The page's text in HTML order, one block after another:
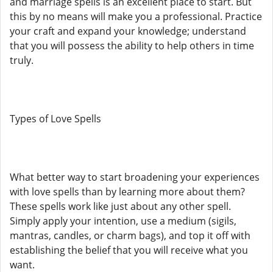
this by no means will make you a professional. Practice
your craft and expand your knowledge; understand
that you will possess the ability to help others in time
truly.
Types of Love Spells
What better way to start broadening your experiences
with love spells than by learning more about them?
These spells work like just about any other spell.
Simply apply your intention, use a medium (sigils,
mantras, candles, or charm bags), and top it off with
establishing the belief that you will receive what you
want.